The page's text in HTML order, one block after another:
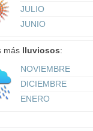
JULIO
JUNIO
más lluviosos:
NOVIEMBRE
DICIEMBRE
ENERO